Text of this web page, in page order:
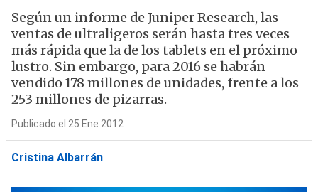
Según un informe de Juniper Research, las
ventas de ultraligeros serán hasta tres veces
más rápida que la de los tablets en el próximo
lustro. Sin embargo, para 2016 se habrán
vendido 178 millones de unidades, frente a los
253 millones de pizarras.
Publicado el 25 Ene 2012
Cristina Albarrán